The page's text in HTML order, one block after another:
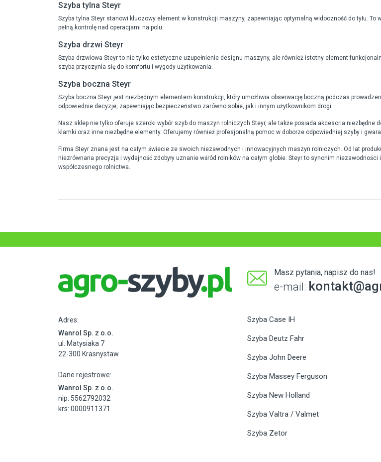
Szyba tylna Steyr
Szyba tylna Steyr stanowi kluczowy element w konstrukcji maszyny, zapewniając optymalną widoczność do tyłu.
pełną kontrolę nad operacjami na polu.
Szyba drzwi Steyr
Szyba drzwiowa Steyr to nie tylko estetyczne uzupełnienie designu maszyny, ale również istotny element
szyba przyczynia się do komfortu i wygody użytkowania.
Szyba boczna Steyr
Szyba boczna Steyr jest niezbędnym elementem konstrukcji, który umożliwia obserwację boczną podczas
odpowiednie decyzje, zapewniając bezpieczeństwo zarówno sobie, jak i innym użytkownikom drogi.
Nasz sklep nie tylko oferuje szeroki wybór szyb do maszyn rolniczych Steyr, ale także posiada akcesoria
klamki oraz inne niezbędne elementy. Oferujemy również profesjonalną pomoc w doborze odpowiedniej szyby i
Firma Steyr znana jest na całym świecie ze swoich niezawodnych i innowacyjnych maszyn rolniczych. Od lat
niezrównana precyzja i wydajność zdobyły uznanie wśród rolników na całym globie. Steyr to synonim
współczesnego rolnictwa.
Masz pytania, napisz do nas!
e-mail:
Adres:
Wanrol Sp. z o.o.
ul. Matysiaka 7
22-300 Krasnystaw
Dane rejestrowe:
Wanrol Sp. z o.o.
nip: 5562792032
krs: 0000911371
Szyba Case IH
Szyba Deutz Fahr
Szyba John Deere
Szyba Massey Ferguson
Szyba New Holland
Szyba Valtra / Valmet
Szyba Zetor